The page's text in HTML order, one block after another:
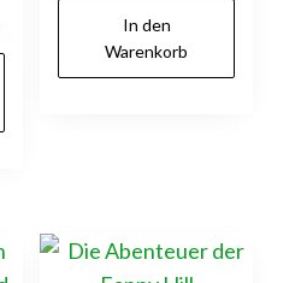
In den
Warenkorb